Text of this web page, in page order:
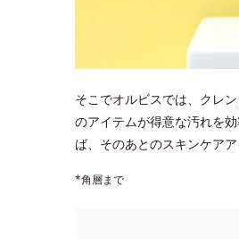
そこでオルビスでは、クレ
のアイテムが得意な汚れを
ば、そのあとのスキンケア
*角層まで